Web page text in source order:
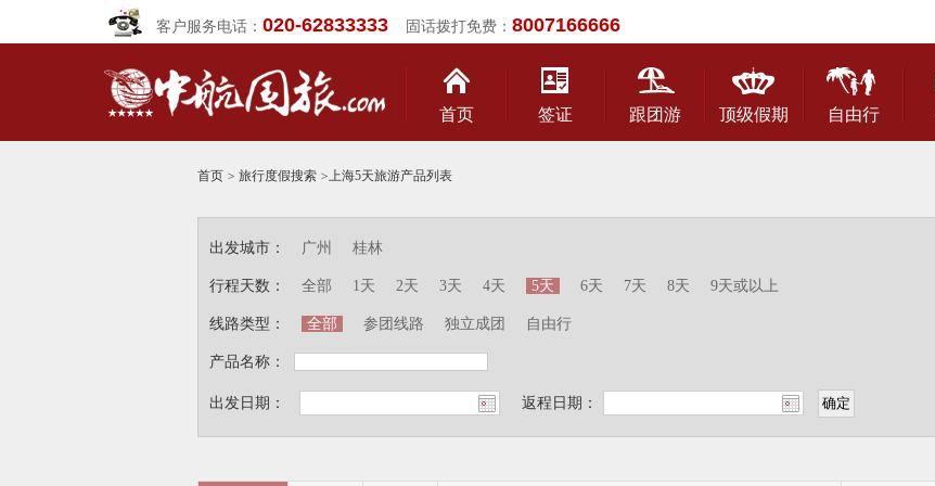
客户服务电话：020-62833333 固话拨打免费：8007166666
首页 签证 跟团游 顶级假期 自由行
首页 > 旅行度假搜索 >上海5天旅游产品列表
出发城市：
行程天数：
线路类型：
产品名称：
广州 桂林
全部 1天 2天 3天 4天 5天 6天 7天 8天 9天或以上
全部 参团线路 独立成团 自由行
出发日期： 返程日期：